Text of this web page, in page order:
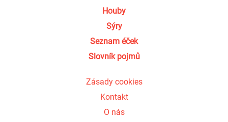
Houby
Sýry
Seznam éček
Slovník pojmů
Zásady cookies
Kontakt
O nás